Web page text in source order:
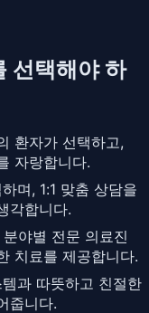
선택해야 하
환자가 선택하고,
자랑합니다.
며, 1:1 맞춤 상담을
각합니다.
야별 전문 의료진
치료를 제공합니다.
과 따뜻하고 친절한
줍니다.